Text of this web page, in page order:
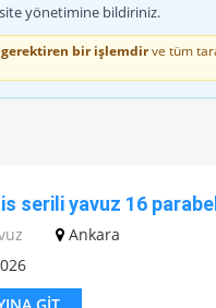
site yönetimine bildiriniz.
bir işlemdirve tüm
serili yavuz 16
Ankara